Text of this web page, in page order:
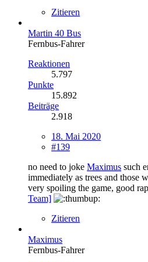
Zitieren
Martin 40 Bus
Fernbus-Fahrer
Reaktionen
5.797
Punkte
15.892
Beiträge
2.918
18. Mai 2020
#139
no need to joke Maximus such
immediately as trees and those
very spoiling the game, good
Team]
Zitieren
Maximus
Fernbus-Fahrer